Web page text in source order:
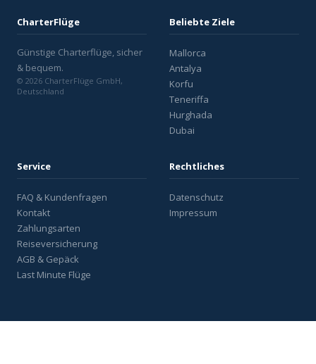
CharterFlüge
Günstige Charterflüge, sicher
& bequem.
© 2026 CharterFlüge GmbH,
Deutschland
Beliebte Ziele
Mallorca
Antalya
Korfu
Teneriffa
Hurghada
Dubai
Service
FAQ & Kundenfragen
Kontakt
Zahlungsarten
Reiseversicherung
AGB & Gepäck
Last Minute Flüge
Rechtliches
Datenschutz
Impressum